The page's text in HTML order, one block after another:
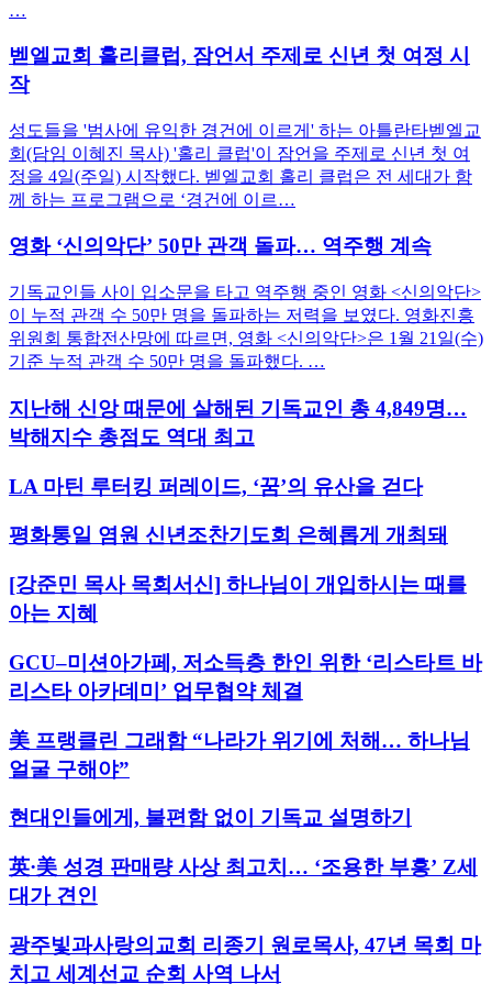
…
벧엘교회 홀리클럽, 잠언서 주제로 신년 첫 여정 시
작
성도들을 '범사에 유익한 경건에 이르게' 하는 아틀란타벧엘교
회(담임 이혜진 목사) '홀리 클럽'이 잠언을 주제로 신년 첫 여
정을 4일(주일) 시작했다. 벧엘교회 홀리 클럽은 전 세대가 함
께 하는 프로그램으로 ‘경건에 이르…
영화 ‘신의악단’ 50만 관객 돌파… 역주행 계속
기독교인들 사이 입소문을 타고 역주행 중인 영화 <신의악단>
이 누적 관객 수 50만 명을 돌파하는 저력을 보였다. 영화진흥
위원회 통합전산망에 따르면, 영화 <신의악단>은 1월 21일(수)
기준 누적 관객 수 50만 명을 돌파했다. …
지난해 신앙 때문에 살해된 기독교인 총 4,849명…
박해지수 총점도 역대 최고
LA 마틴 루터킹 퍼레이드, ‘꿈’의 유산을 걷다
평화통일 염원 신년조찬기도회 은혜롭게 개최돼
[강준민 목사 목회서신] 하나님이 개입하시는 때를
아는 지혜
GCU–미션아가페, 저소득층 한인 위한 ‘리스타트 바
리스타 아카데미’ 업무협약 체결
美 프랭클린 그래함 “나라가 위기에 처해… 하나님
얼굴 구해야”
현대인들에게, 불편함 없이 기독교 설명하기
英·美 성경 판매량 사상 최고치… ‘조용한 부흥’ Z세
대가 견인
광주빛과사랑의교회 리종기 원로목사, 47년 목회 마
치고 세계선교 순회 사역 나서